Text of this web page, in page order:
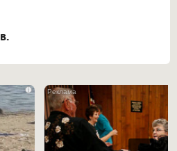
img] будет
i